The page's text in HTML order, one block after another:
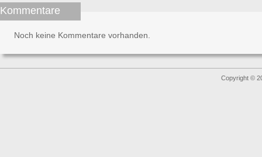
Kommentare
Noch keine Kommentare vorhanden.
Copyright ©